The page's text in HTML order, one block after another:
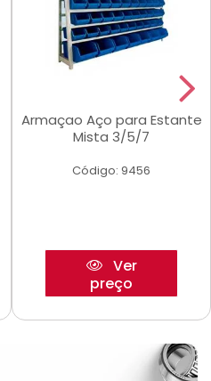
Armaçao Aço para Estante
Mista 3/5/7
Código: 9456
Ver
preço